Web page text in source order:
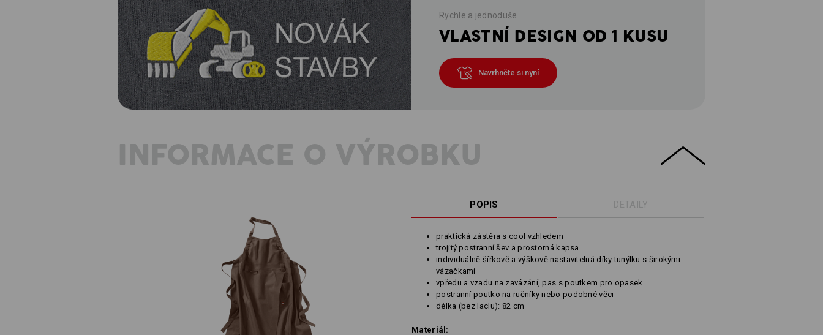
Rychle a jednoduše
VLASTNÍ DESIGN OD 1 KUSU
Navrhněte si nyní
INFORMACE O VÝROBKU
POPIS DETAILY
praktická zástěra s cool vzhledem
trojitý postranní šev a prostorná kapsa
individuálně šířkově a výškově nastavitelná díky tunýlku s širokými
vázačkami
vpředu a vzadu na zavázání, pas s poutkem pro opasek
postranní poutko na ručníky nebo podobné věci
délka (bez laclu): 82 cm
Materiál: